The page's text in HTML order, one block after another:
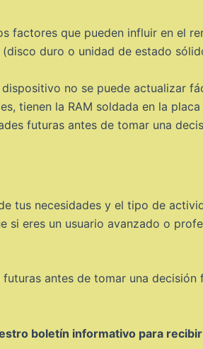
factores que pueden influir en el
duro o unidad de estado
no se puede actualizar
tienen la RAM soldada en la
futuras antes de tomar una
tus necesidades y el tipo de
si eres un usuario avanzado o
antes de tomar una
boletín informativo para